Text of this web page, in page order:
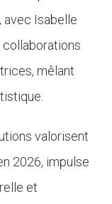
avec Isabelle
mêlant
valorisent
2026, impulse
et